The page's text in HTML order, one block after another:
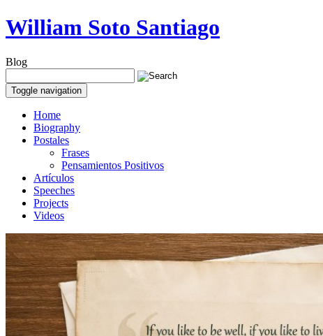
William Soto Santiago
Blog
Toggle navigation
Home
Biography
Postales
Frases
Pensamientos Positivos
Artículos
Speeches
Projects
Videos